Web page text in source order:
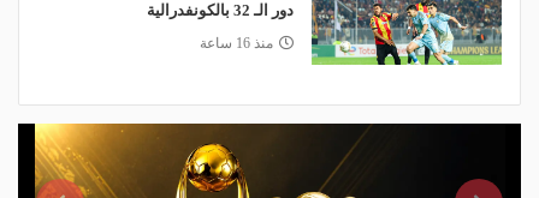
دور الـ 32 بالكونفدرالية
منذ 16 ساعة